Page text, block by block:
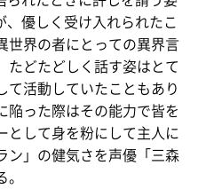
、優しく受け入れられたこ
世界の者にとっての異界言
たどたどしく話す姿はとて
て活動していたこともあり
陥った際はその能力で皆を
として身を粉にして主人に
ン」の健気さを声優「三森